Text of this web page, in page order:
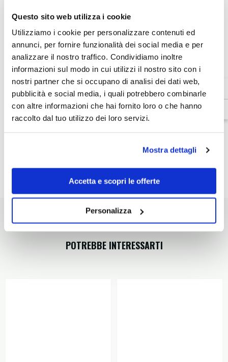
Questo sito web utilizza i cookie
Utilizziamo i cookie per personalizzare contenuti ed
annunci, per fornire funzionalità dei social media e per
analizzare il nostro traffico. Condividiamo inoltre
informazioni sul modo in cui utilizzi il nostro sito con i
nostri partner che si occupano di analisi dei dati web,
pubblicità e social media, i quali potrebbero combinarle
con altre informazioni che hai fornito loro o che hanno
raccolto dal tuo utilizzo dei loro servizi.
Mostra dettagli
Accetta e scopri le offerte
Personalizza
Diminuire
la
quantità
per
Casual
-
Pantaloni
da
moto
5
tasche
all’utilizzo
Aumenta
la
quantità
per
Casual
-
Pantaloni
da
5
tasche
all’utilizzo
Totale parziale:€164,96
ESAURITO
Venditore:
Dainese
SKU:
202755153001002
Disponibilità:
Esaurito
Dettagli prodotto
POTREBBE INTERESSARTI